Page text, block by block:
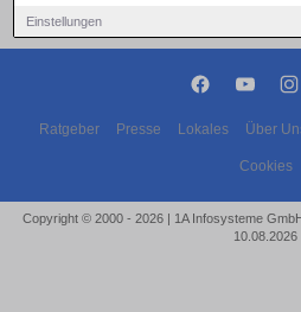
Einstellungen
Ratgeber Presse Lokales Über
Cookies
Copyright © 2000 - 2026 | 1A Infosysteme
10.08.2026